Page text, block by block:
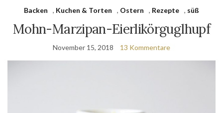
Backen , Kuchen & Torten , Ostern , Rezepte , süß
Mohn-Marzipan-Eierlikörguglhupf
November 15, 2018 13 Kommentare